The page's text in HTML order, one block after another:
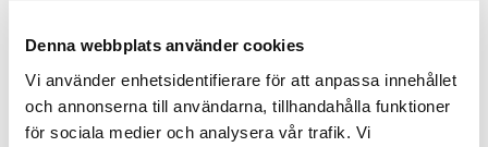
Denna webbplats använder cookies
Vi använder enhetsidentifierare för att anpassa innehållet
och annonserna till användarna, tillhandahålla funktioner
för sociala medier och analysera vår trafik. Vi
PUBLICERAD 2022-08-03